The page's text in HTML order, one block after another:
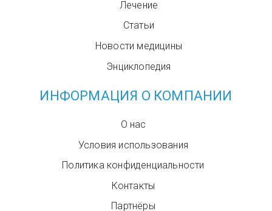
Лечение
Статьи
Новости медицины
Энциклопедия
ИНФОРМАЦИЯ О КОМПАНИИ
О нас
Условия использования
Политика конфиденциальности
Контакты
Партнёры